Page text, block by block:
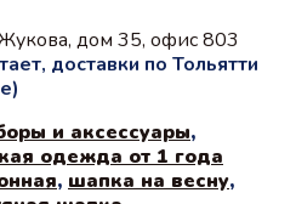
дом 35, офис 803
доставки по Тольятти
и аксессуары,
одежда от 1 года
, шапка на весну,